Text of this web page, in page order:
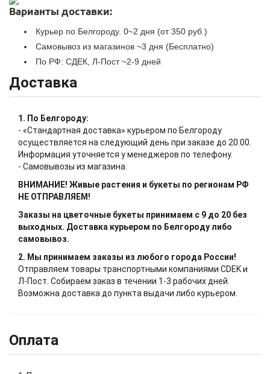
Варианты доставки:
Курьер по Белгороду. 0~2 дня (от 350 руб.)
Самовывоз из магазинов ~3 дня (Бесплатно)
По РФ: СДЕК, Л-Пост ~2-9 дней
Доставка
1. По Белгороду:
- «Стандартная доставка» курьером по Белгороду
осуществляется на следующий день при заказе до 20.00.
Информация уточняется у менеджеров по телефону.
- Самовывозы из магазина.
ВНИМАНИЕ! Живые растения и букеты по регионам РФ
НЕ ОТПРАВЛЯЕМ!
Заказы на цветочные букеты принимаем с 9 до 20 без
выходных. Доставка курьером по Белгороду либо
самовывоз.
2. Мы принимаем заказы из любого города России!
Отправляем товары транспортными компаниями CDEK и
Л-Пост. Собираем заказ в течении 1-3 рабочих дней.
Возможна доставка до пункта выдачи либо курьером.
Оплата